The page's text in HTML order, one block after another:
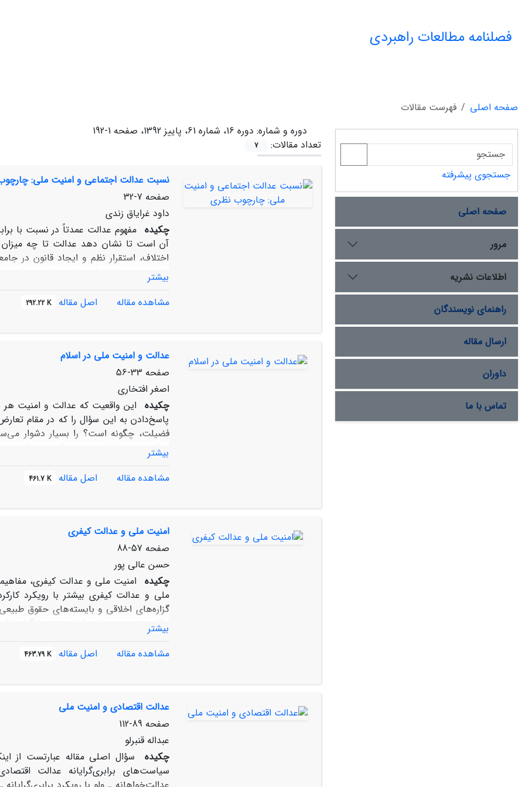
فصلنامه مطالعات راهبردی
صفحه اصلی
فهرست مقالات
دوره و شماره: دوره 16، شماره 61، پاییز 1392، صفحه 1-192
تعداد مقالات:
7
نسبت عدالت اجتماعی و امنیت ملی:
صفحه 7-32
داود غرایاق زندی
چکیده مفهوم عدالت عمدتاً در نسبت با
آن است تا نشان دهد عدالت تا چه میزان
اختلاف، استقرار نظم و ایجاد قانون در
نسبتی بین عدالت اجتماعی و امنیت ملی
که نقاط اشتراک و افتراق آنها، اولویت
عدالت و امنیت و نسبت آن با بی‏طرفی دولت و
بیشتر
مشاهده مقاله
اصل مقاله 292.22 K
عدالت و امنیت ملی در اسلام
صفحه 33-56
اصغر افتخاری
چکیده این واقعیت که عدالت و امنیت
پاسخ‌دادن به این سؤال را که در مقام
فضیلت، چگونه است؟ را بسیار دشوار
مواضع بروز تعارض بین «عدالت» و «امنیت
جهت خروج از این وضعیت می‌پردازد که
این رویکردها، دیدگاه بدیل اسلام که بر
کارکرد عدالت) چنین تعارضی امکان تحقق
می‌یابند.
بیشتر
مشاهده مقاله
اصل مقاله 461.7 K
امنیت ملی و عدالت کیفری
صفحه 57-88
حسن عالی پور
چکیده امنیت ملی و عدالت کیفری،
ملی و عدالت کیفری بیشتر با رویکرد
گزاره‌های اخلاقی و بایسته‌های حقوق
واقع، چیستی عدالت کیفری در سزاگرایی
حقوق کیفری امروزین، عدالت کیفری
امنیت ملی نزدیک شده است. دگرگونی‌هایی
بیشتر
مشاهده مقاله
اصل مقاله 463.79 K
عدالت اقتصادی و امنیت ملی
صفحه 89-112
عبداله قنبرلو
چکیده
سؤال اصلی مقاله عبارتست از
سیاست‌های برابری‌گرایانه عدالت
جستجوی پیشرفته
صفحه اصلی
مرور
اطلاعات نشریه
راهنمای نویسندگان
ارسال مقاله
داوران
تماس با ما